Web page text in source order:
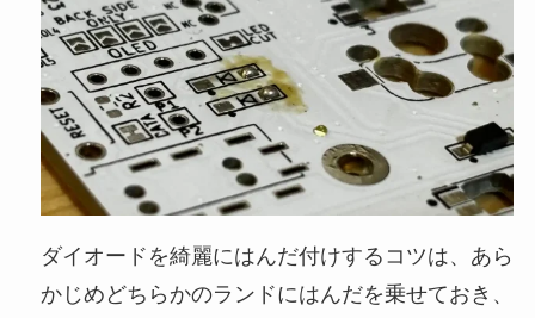
ダイオードを綺麗にはんだ付けするコツは、あら
かじめどちらかのランドにはんだを乗せておき、